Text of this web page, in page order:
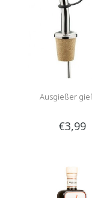
Ausgießer
€3,99